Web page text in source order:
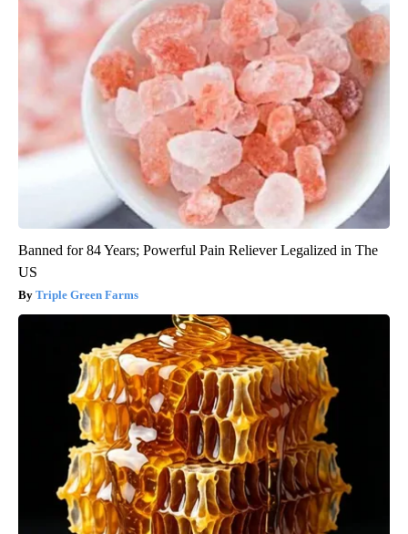
Banned for 84 Years; Powerful Pain Reliever Legalized in The
US
Triple Green Farms